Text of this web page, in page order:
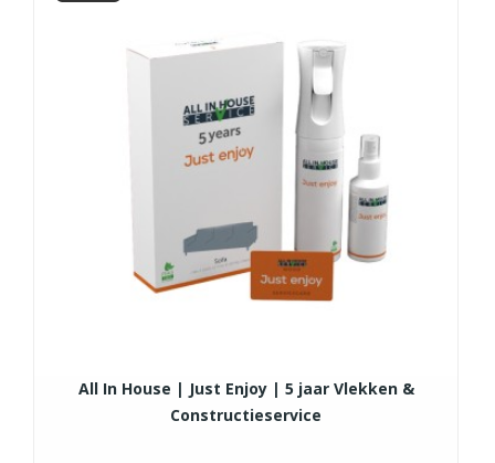
All In House | Just Enjoy | 5 jaar Vlekken &
Constructieservice